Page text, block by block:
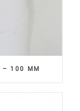
– 100 MM